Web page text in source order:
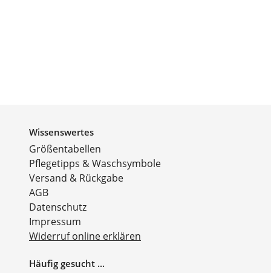
Wissenswertes
Größentabellen
Pflegetipps & Waschsymbole
Versand & Rückgabe
AGB
Datenschutz
Impressum
Widerruf online erklären
Häufig gesucht ...